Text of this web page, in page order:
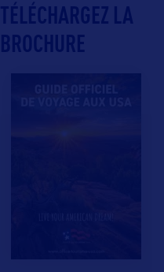
TÉLÉCHARGEZ LA
BROCHURE